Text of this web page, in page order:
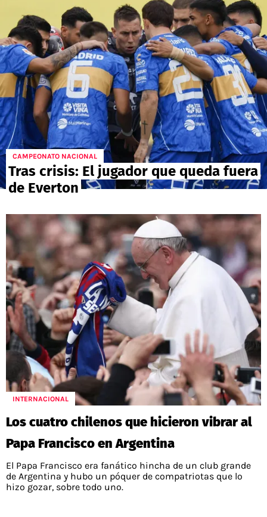
POLÍTICAS DE PRIVACIDAD
POLÍTICA EDITORIAL
PUBLICIDAD / ADS
CONTACTO
AD CHOICES
ENTREVISTAS
CAMPEONATO NACIONAL
RESULTADOS
TABLA DE POSICIONES
APUESTAS
Términos y Condiciones
Políticas de Privacidad
Ad Choices
RedGol, al igual que Futbol Sites, es una
CAMPEONATO NACIONAL
Tras crisis: El jugador que queda fuera
de Everton
INTERNACIONAL
Los cuatro chilenos que hicieron vibrar al
Papa Francisco en Argentina
El Papa Francisco era fanático hincha de un club grande
de Argentina y hubo un póquer de compatriotas que lo
hizo gozar, sobre todo uno.